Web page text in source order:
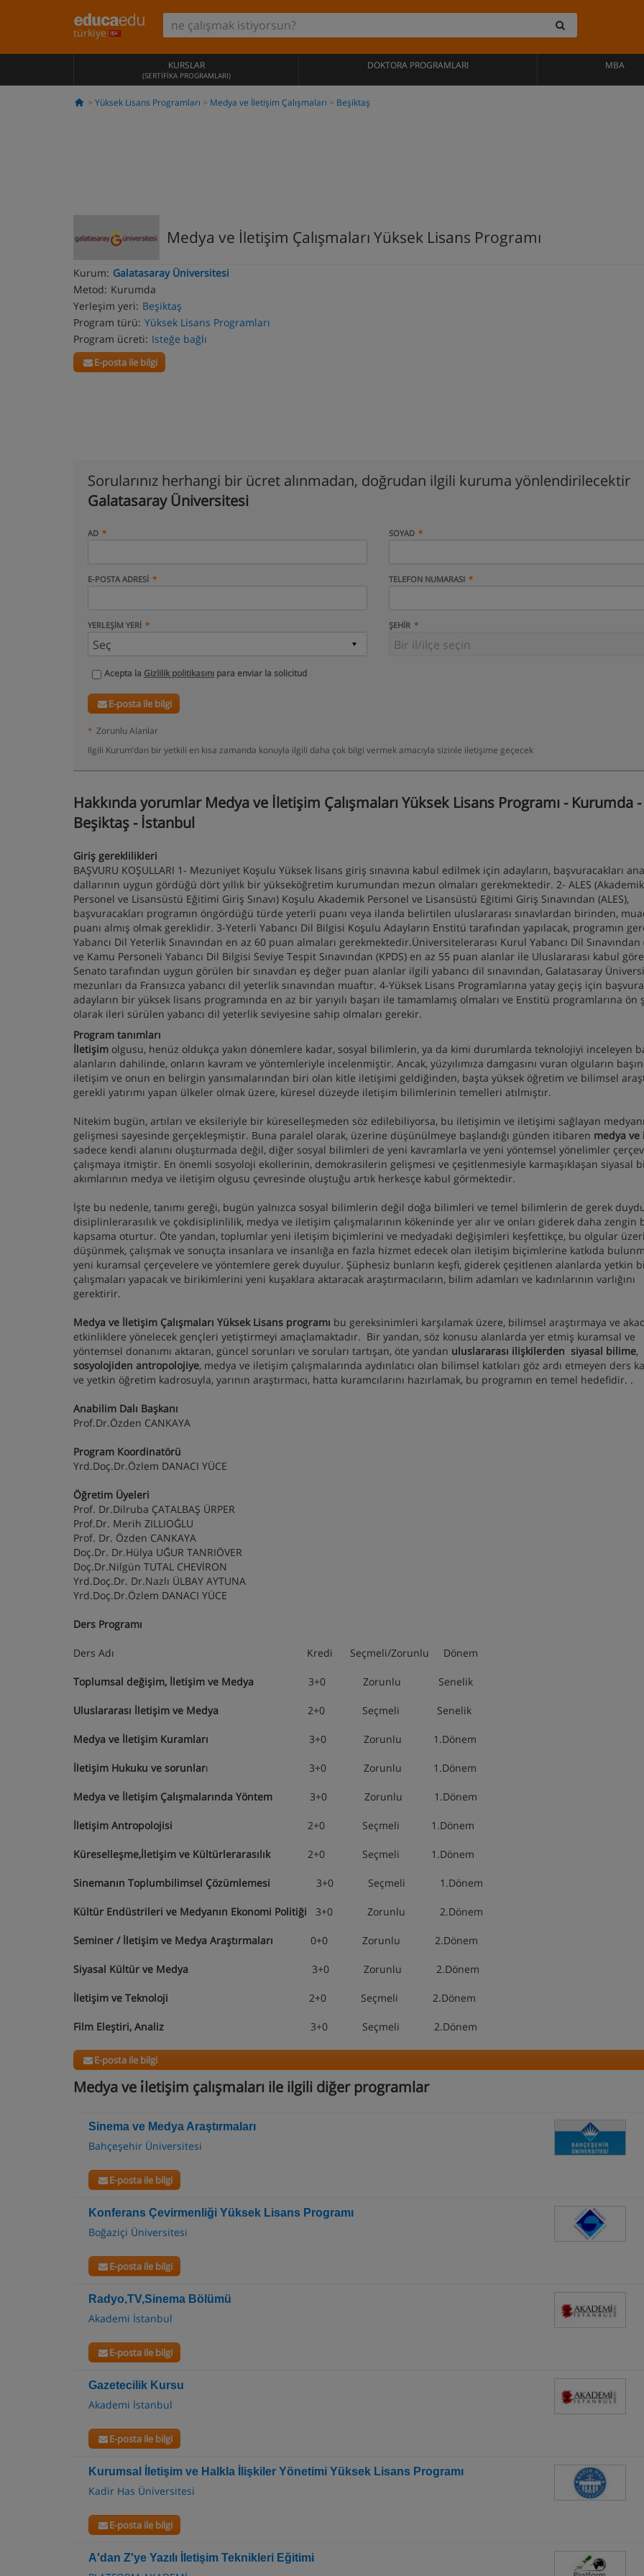
türkiye
KURSLAR
(SERTIFIKA PROGRAMLARI)
DOKTORA PROGRAMLARI MBA
Yüksek Lisans Programları Medya ve İletişim Çalışmaları Beşiktaş
Medya ve İletişim Çalışmaları Yüksek Lisans Programı
Kurum: Galatasaray Üniversitesi
Metod: Kurumda
Yerleşim yeri: Beşiktaş
Program türü: Yüksek Lisans Programları
Program ücreti: Isteğe bağlı
E-posta ile bilgi
Sorularınız herhangi bir ücret alınmadan, doğrudan ilgili kuruma yönlendirilecektir
Galatasaray Üniversitesi
AD SOYAD
E-POSTA ADRESI TELEFON NUMARASI
YERLEŞIM YERI ŞEHIR
Acepta la Gizlilik politikasını para enviar la solicitud
E-posta ile bilgi
* Zorunlu Alanlar
Ilgili Kurum’dan bir yetkili en kısa zamanda konuyla ilgili daha çok bilgi vermek amacıyla sizinle iletişime geçecek
Hakkında yorumlar Medya ve İletişim Çalışmaları Yüksek Lisans Programı - Kurumda -
Beşiktaş - İstanbul
Giriş gereklilikleri
BAŞVURU KOŞULLARI 1- Mezuniyet Koşulu Yüksek lisans giriş sınavına kabul edilmek için adayların, başvuracakları
dallarının uygun gördüğü dört yıllık bir yükseköğretim kurumundan mezun olmaları gerekmektedir. 2- ALES (Akademik
Personel ve Lisansüstü Eğitimi Giriş Sınavı) Koşulu Akademik Personel ve Lisansüstü Eğitimi Giriş Sınavından (ALES),
başvuracakları programın öngördüğü türde yeterli puanı veya ilanda belirtilen uluslararası sınavlardan birinden,
puanı almış olmak gereklidir. 3-Yeterli Yabancı Dil Bilgisi Koşulu Adayların Enstitü tarafından yapılacak, programın
Yabancı Dil Yeterlik Sınavından en az 60 puan almaları gerekmektedir.Üniversitelerarası Kurul Yabancı Dil Sınavından
ve Kamu Personeli Yabancı Dil Bilgisi Seviye Tespit Sınavından (KPDS) en az 55 puan alanlar ile Uluslararası kabul
Senato tarafından uygun görülen bir sınavdan eş değer puan alanlar ilgili yabancı dil sınavından, Galatasaray
mezunları da Fransızca yabancı dil yeterlik sınavından muaftır. 4-Yüksek Lisans Programlarına yatay geçiş için
adayların bir yüksek lisans programında en az bir yarıyılı başarı ile tamamlamış olmaları ve Enstitü programlarına ön
olarak ileri sürülen yabancı dil yeterlik seviyesine sahip olmaları gerekir.
Program tanımları
İletişim olgusu, henüz oldukça yakın dönemlere kadar, sosyal bilimlerin, ya da kimi durumlarda teknolojiyi inceleyen
alanların dahilinde, onların kavram ve yöntemleriyle incelenmiştir. Ancak, yüzyılımıza damgasını vuran olguların
iletişim ve onun en belirgin yansımalarından biri olan kitle iletişimi geldiğinden, başta yüksek öğretim ve bilimsel
gerekli yatırımı yapan ülkeler olmak üzere, küresel düzeyde iletişim bilimlerinin temelleri atılmıştır.
Nitekim bugün, artıları ve eksileriyle bir küreselleşmeden söz edilebiliyorsa, bu iletişimin ve iletişimi sağlayan
gelişmesi sayesinde gerçekleşmiştir. Buna paralel olarak, üzerine düşünülmeye başlandığı günden itibaren medya
sadece kendi alanını oluşturmada değil, diğer sosyal bilimleri de yeni kavramlarla ve yeni yöntemsel yönelimler
çalışmaya itmiştir. En önemli sosyoloji ekollerinin, demokrasilerin gelişmesi ve çeşitlenmesiyle karmaşıklaşan siyasal
akımlarının medya ve iletişim olgusu çevresinde oluştuğu artık herkesçe kabul görmektedir.
İşte bu nedenle, tanımı gereği, bugün yalnızca sosyal bilimlerin değil doğa bilimleri ve temel bilimlerin de gerek
disiplinlerarasılık ve çokdisiplinlilik, medya ve iletişim çalışmalarının kökeninde yer alır ve onları giderek daha zengin
kapsama oturtur. Öte yandan, toplumlar yeni iletişim biçimlerini ve medyadaki değişimleri keşfettikçe, bu olgular
düşünmek, çalışmak ve sonuçta insanlara ve insanlığa en fazla hizmet edecek olan iletişim biçimlerine katkıda
yeni kuramsal çerçevelere ve yöntemlere gerek duyulur. Şüphesiz bunların keşfi, giderek çeşitlenen alanlarda yetkin
çalışmaları yapacak ve birikimlerini yeni kuşaklara aktaracak araştırmacıların, bilim adamları ve kadınlarının varlığını
gerektirir.
Medya ve İletişim Çalışmaları Yüksek Lisans programı bu gereksinimleri karşılamak üzere, bilimsel araştırmaya ve
etkinliklere yönelecek gençleri yetiştirmeyi amaçlamaktadır. Bir yandan, söz konusu alanlarda yer etmiş kuramsal ve
yöntemsel donanımı aktaran, güncel sorunları ve soruları tartışan, öte yandan uluslararası ilişkilerden siyasal bilime,
sosyolojiden antropolojiye, medya ve iletişim çalışmalarında aydınlatıcı olan bilimsel katkıları göz ardı etmeyen ders
ve yetkin öğretim kadrosuyla, yarının araştırmacı, hatta kuramcılarını hazırlamak, bu programın en temel hedefidir. .
Anabilim Dalı Başkanı
Prof.Dr.Özden CANKAYA
Program Koordinatörü
Yrd.Doç.Dr.Özlem DANACI YÜCE
Öğretim Üyeleri
Prof. Dr.Dilruba ÇATALBAŞ ÜRPER
Prof.Dr. Merih ZILLIOĞLU
Prof. Dr. Özden CANKAYA
Doç.Dr. Dr.Hülya UĞUR TANRIÖVER
Doç.Dr.Nilgün TUTAL CHEVİRON
Yrd.Doç.Dr. Dr.Nazlı ÜLBAY AYTUNA
Yrd.Doç.Dr.Özlem DANACI YÜCE
Ders Programı
Ders Adı Kredi Seçmeli/Zorunlu Dönem
Toplumsal değişim, İletişim ve Medya 3+0 Zorunlu Senelik
Uluslararası İletişim ve Medya 2+0 Seçmeli Senelik
Medya ve İletişim Kuramları 3+0 Zorunlu 1.Dönem
İletişim Hukuku ve sorunları 3+0 Zorunlu 1.Dönem
Medya ve İletişim Çalışmalarında Yöntem 3+0 Zorunlu 1.Dönem
İletişim Antropolojisi 2+0 Seçmeli 1.Dönem
Küreselleşme,İletişim ve Kültürlerarasılık2+0 Seçmeli 1.Dönem
Sinemanın Toplumbilimsel Çözümlemesi 3+0 Seçmeli 1.Dönem
Kültür Endüstrileri ve Medyanın Ekonomi Politiği 3+0 Zorunlu 2.Dönem
Seminer / İletişim ve Medya Araştırmaları 0+0 Zorunlu 2.Dönem
Siyasal Kültür ve Medya 3+0 Zorunlu 2.Dönem
İletişim ve Teknoloji 2+0 Seçmeli 2.Dönem
Film Eleştiri, Analiz 3+0 Seçmeli 2.Dönem
E-posta ile bilgi
Medya ve i̇letişim çalışmaları ile ilgili diğer programlar
Sinema ve Medya Araştırmaları
Bahçeşehir Üniversitesi
E-posta ile bilgi
Konferans Çevirmenliği Yüksek Lisans Programı
Boğaziçi Üniversitesi
E-posta ile bilgi
Radyo,TV,Sinema Bölümü
Akademi İstanbul
E-posta ile bilgi
Gazetecilik Kursu
Akademi İstanbul
E-posta ile bilgi
Kurumsal İletişim ve Halkla İlişkiler Yönetimi Yüksek Lisans Programı
Kadir Has Üniversitesi
E-posta ile bilgi
A'dan Z'ye Yazılı İletişim Teknikleri Eğitimi